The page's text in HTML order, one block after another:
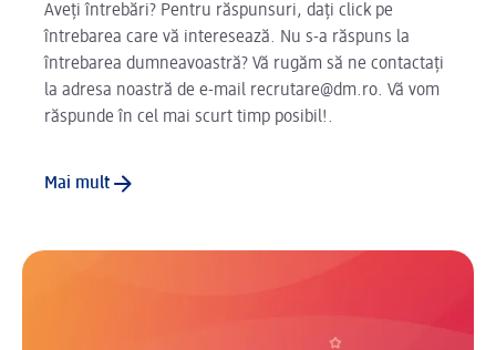
Aveți întrebări? Pentru răspunsuri, dați click pe
întrebarea care vă interesează. Nu s-a răspuns la
întrebarea dumneavoastră? Vă rugăm să ne contactați
la adresa noastră de e-mail recrutare@dm.ro. Vă vom
răspunde în cel mai scurt timp posibil!.
Mai mult